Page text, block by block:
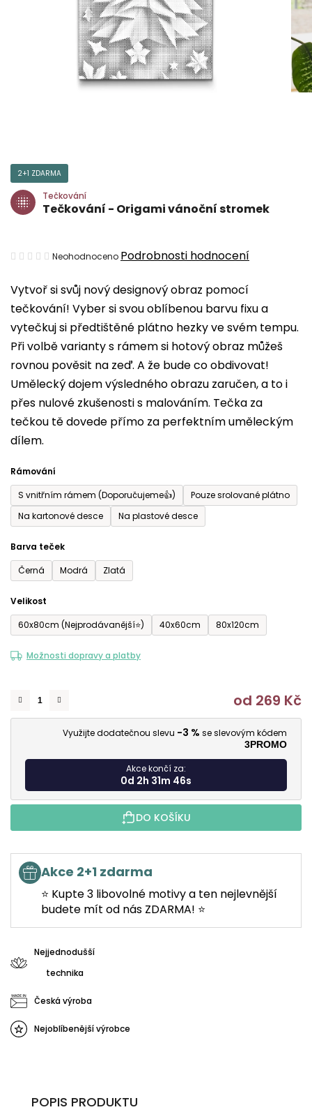
Vytvoř si svůj nový designový obraz pomocí
tečkování! Vyber si svou oblíbenou barvu fixu a
vytečkuj si předtištěné plátno hezky ve svém tempu.
Při volbě varianty s rámem si hotový obraz můžeš
rovnou pověsit na zeď. A že bude co obdivovat!
Umělecký dojem výsledného obrazu zaručen, a to i
přes nulové zkušenosti s malováním. Tečka za
tečkou tě dovede přímo za perfektním uměleckým
dílem.
Rámování
S vnitřním rámem (Doporučujeme👍)
Pouze srolované plátno
Na kartonové desce
Na plastové desce
Barva teček
Černá
Modrá Zlatá
Velikost
60x80cm (Nejprodávanější⭐)
40x60cm 80x120cm
Možnosti dopravy a platby
od 269 Kč
Využijte dodatečnou slevu -3 % se slevovým kódem
3PROMO
Akce končí za:
0d 2h 31m 45s
DO KOŠÍKU
Akce 2+1 zdarma
⭐ Kupte 3 libovolné motivy a ten nejlevnější
budete mít od nás ZDARMA! ⭐
Nejjednodušší
technika
Česká výroba
Nejoblíbenější výrobce
2+1 ZDARMA
Tečkování
Tečkování - Origami vánoční stromek
Průměrné
produktu
je
0,0
z
5
hvězdiček.
Neohodnoceno Podrobnosti hodnocení
POPIS PRODUKTU